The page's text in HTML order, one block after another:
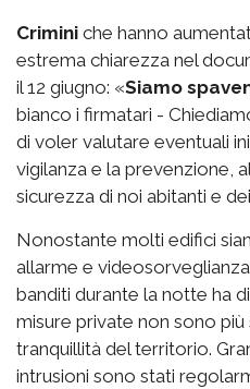
Crimini che hanno
estrema chiarezza nel
il 12 giugno: «Siamo
bianco i firmatari -
di voler valutare eventuali
vigilanza e la prevenzione,
sicurezza di noi abitanti e
Nonostante molti edifici
allarme e
banditi durante la notte ha
misure private non sono più
tranquillità del territorio.
intrusioni sono stati